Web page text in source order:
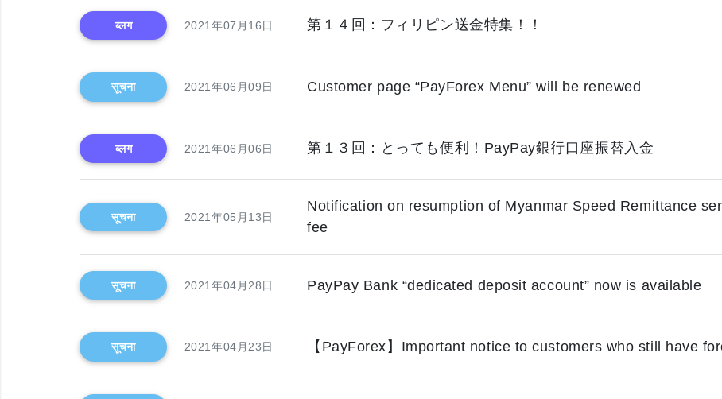
ब्लग 2021年07月16日 第１４回：フィリピン送金特集！！
सूचना 2021年06月09日 Customer page “PayForex Menu” will be renewed
ब्लग 2021年06月06日 第１３回：とっても便利！PayPay銀行口座振替入金
सूचना 2021年05月13日
Notification on resumption of Myanmar Speed Remittance
fee
सूचना 2021年04月28日 PayPay Bank “dedicated deposit account” now is available
सूचना 2021年04月23日 【PayForex】Important notice to customers who still have